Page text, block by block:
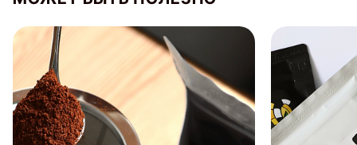
Для того, чтобы оставить отзыв,войдите или
зарегистрируйтесь